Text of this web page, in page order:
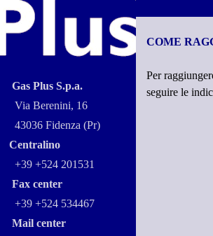
Gas Plus S.p.a.
Via Berenini, 16
43036 Fidenza (Pr)
Centralino
+39 +524 201531
Fax center
+39 +524 534467
Mail center
COME
Per
seguire le